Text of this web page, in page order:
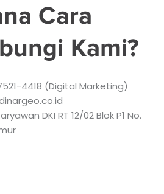
Cara
Kami?
4418 (Digital Marketing)
DKI RT 12/02 Blok P1 No.